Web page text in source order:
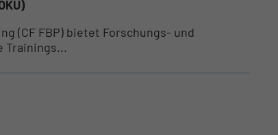
(CF FBP) bietet Forschungs- und
Trainings...